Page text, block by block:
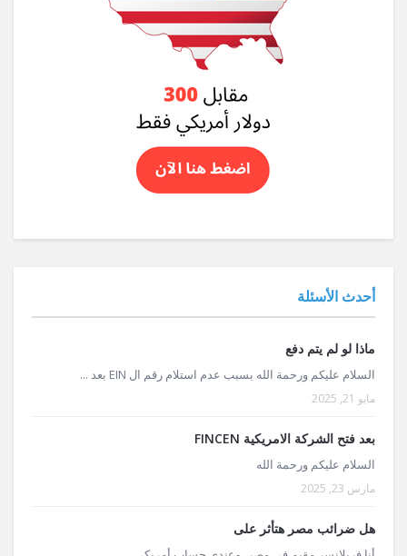
أحدث الأسئلة
ماذا لو لم يتم دفع
السلام عليكم ورحمة الله بسبب عدم استلام رقم ال EIN بعد ...
مايو 21, 2025
بعد فتح الشركة الامريكية FINCEN
السلام عليكم ورحمة الله
مارس 23, 2025
هل ضرائب مصر هتأثر على